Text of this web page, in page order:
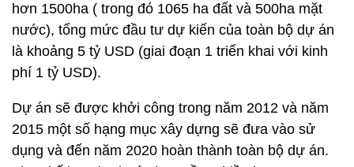
hơn 1500ha ( trong đó 1065 ha đất và 500ha mặt
nước), tổng mức đầu tư dự kiến của toàn bộ dự án
là khoảng 5 tỷ USD (giai đoạn 1 triển khai với kinh
phí 1 tỷ USD).
Dự án sẽ được khởi công trong năm 2012 và năm
2015 một số hạng mục xây dựng sẽ đưa vào sử
dụng và đến năm 2020 hoàn thành toàn bộ dự án.